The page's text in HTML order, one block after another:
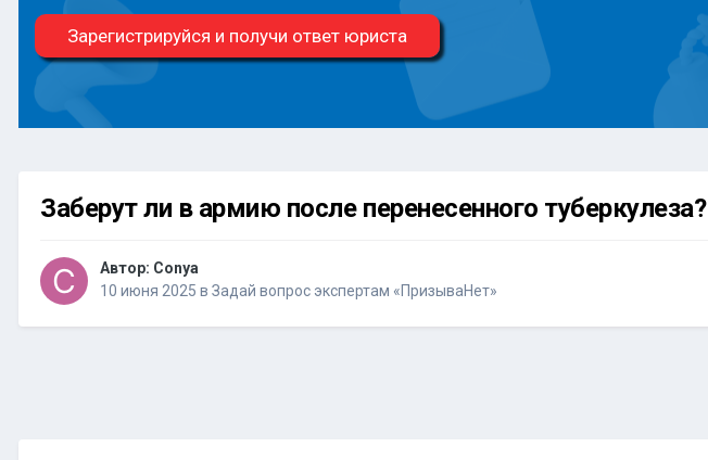
Зарегистрируйся и получи ответ юриста
Заберут ли в армию после перенесенного туберкулеза?
Автор: Conya
10 июня 2025 в Задай вопрос экспертам «ПризываНет»